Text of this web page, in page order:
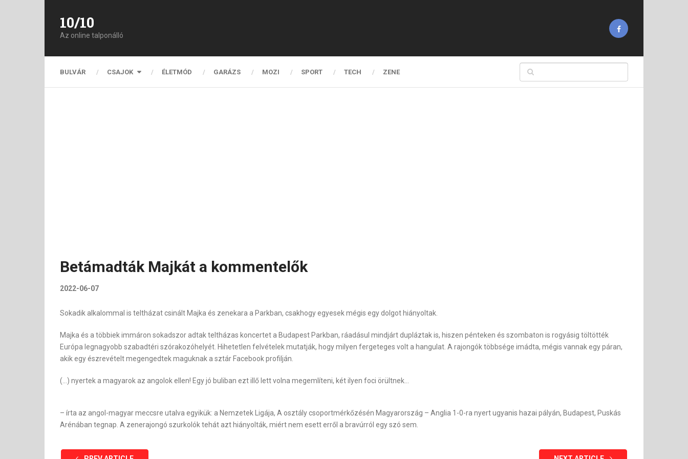
10/10
Az online talponálló
BULVÁR CSAJOK ÉLETMÓD GARÁZS MOZI SPORT TECH ZENE
Betámadták Majkát a kommentelők
2022-06-07
Sokadik alkalommal is teltházat csinált Majka és zenekara a Parkban, csakhogy egyesek mégis egy dolgot hiányoltak.
Majka és a többiek immáron sokadszor adtak teltházas koncertet a Budapest Parkban, ráadásul mindjárt dupláztak is, hiszen pénteken és szombaton is rogyásig töltötték
Európa legnagyobb szabadtéri szórakozóhelyét. Hihetetlen felvételek mutatják, hogy milyen fergeteges volt a hangulat. A rajongók többsége imádta, mégis vannak egy páran,
akik egy észrevételt megengedtek maguknak a sztár Facebook profilján.
(…) nyertek a magyarok az angolok ellen! Egy jó buliban ezt illő lett volna megemlíteni, két ilyen foci örültnek…
– írta az angol-magyar meccsre utalva egyikük: a Nemzetek Ligája, A osztály csoportmérkőzésén Magyarország – Anglia 1-0-ra nyert ugyanis hazai pályán, Budapest, Puskás
Arénában tegnap. A zenerajongó szurkolók tehát azt hiányolták, miért nem esett erről a bravúrról egy szó sem.